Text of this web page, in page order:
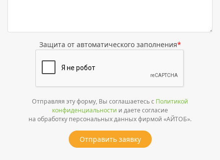
Защита от автоматического заполнения*
Отправляя эту форму, Вы соглашаетесь с Политикой
конфиденциальности и даете согласие
на обработку персональных данных фирмой «АЙТОБ».
Отправить заявку